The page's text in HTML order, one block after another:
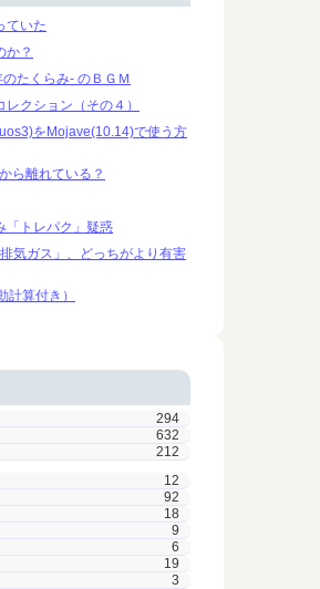
ていた
か？
たくらみ- のＢＧＭ
レクション（その４）
をMojave(10.14)で使う方
ら離れている？
「トレパク」疑惑
気ガス」、どっちがより有害
算付き）
294
632
212
12
92
18
9
6
19
3